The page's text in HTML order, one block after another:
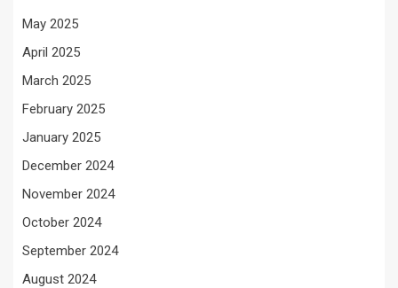
May 2025
April 2025
March 2025
February 2025
January 2025
December 2024
November 2024
October 2024
September 2024
August 2024